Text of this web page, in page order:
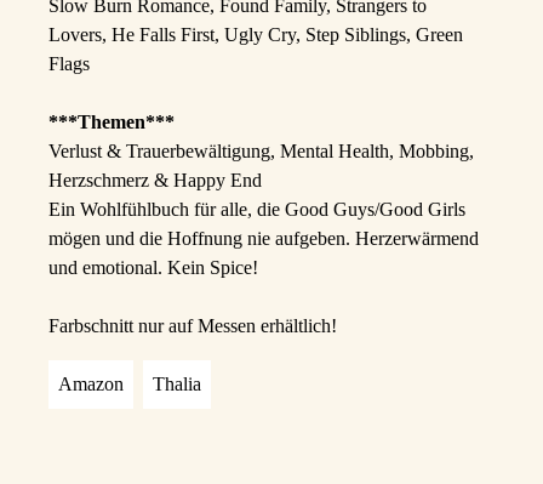
Slow Burn Romance, Found Family, Strangers to
Lovers, He Falls First, Ugly Cry, Step Siblings, Green
Flags
***Themen***
Verlust & Trauerbewältigung, Mental Health, Mobbing,
Herzschmerz & Happy End
Ein Wohlfühlbuch für alle, die Good Guys/Good Girls
mögen und die Hoffnung nie aufgeben. Herzerwärmend
und emotional. Kein Spice!
Farbschnitt nur auf Messen erhältlich!
Amazon Thalia